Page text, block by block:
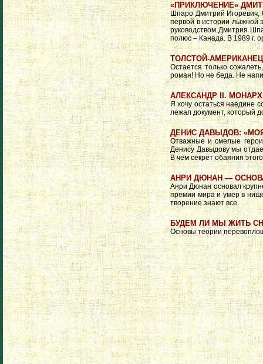
«ПРИКЛЮЧЕНИЕ»
Шпаро Дмитрий Игоревич,
первой в истории лыжной
руководством Дмитрия
полюс – Канада. В 1989 г.
ТОЛСТОЙ-
Остается только
роман! Но не беда. Не
АЛЕКСАНДР II.
Я хочу остаться наедине
лежал документ, который
ДЕНИС ДАВЫДОВ:
Отважные и смелые
Денису Давыдову мы
В чем секрет обаяния
АНРИ ДЮНАН —
Анри Дюнан основал
премии мира и умер в
творение знают все.
БУДЕМ ЛИ МЫ ЖИТЬ
Основы теории